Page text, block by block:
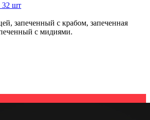
32 шт
запеченный с крабом, запеченная
с мидиями.